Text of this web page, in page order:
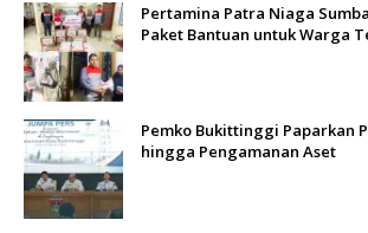
Pertamina Patra Niaga
Paket Bantuan untuk Warga
Pemko Bukittinggi Paparkan
hingga Pengamanan Aset